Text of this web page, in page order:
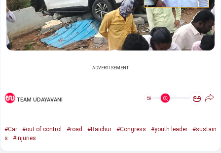
ADVERTISEMENT
TEAM UDAYAVANI ಅ ಅ
#Car #out of control #road #Raichur #Congress #youth leader
#sustain
s
#injuries